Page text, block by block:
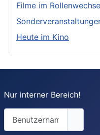
Filme im
Heute im Kino
Nur interner Bereich!